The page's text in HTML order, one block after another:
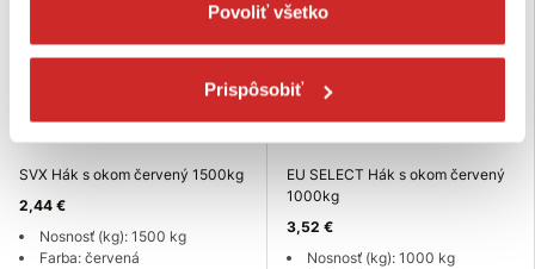
Povoliť všetko
Prispôsobiť
SVX Hák s okom červený 1500kg
2,44 €
Nosnosť (kg): 1500 kg
Farba: červená
EU SELECT Hák s okom červený
1000kg
3,52 €
Nosnosť (kg): 1000 kg